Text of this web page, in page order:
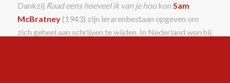
Dankzij Raad eens hoeveel ik van je houkon Sam
McBratney(1943) zijn lerarenbestaan opgeven om
zich geheel aan schrijven te wijden. In Nederland won hij